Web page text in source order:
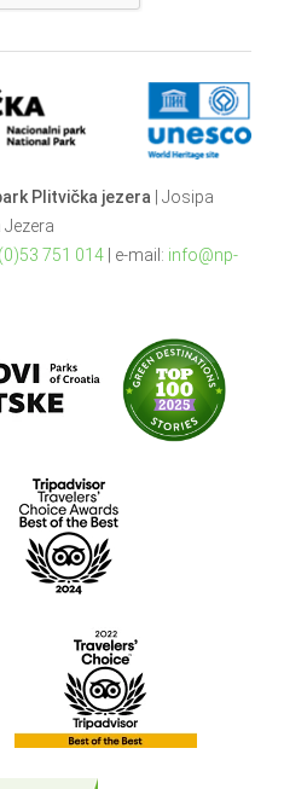
Plitvička jezera | Josipa
751 014| e-mail: info@np-